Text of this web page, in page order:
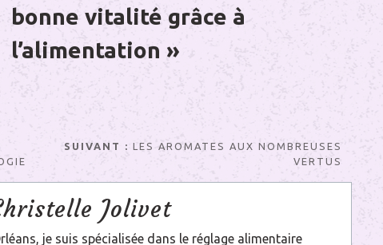
bonne vitalité grâce à
l’alimentation »
SUIVANT : LES AROMATES AUX NOMBREUSES
VERTUS
Jolivet
je suis spécialisée dans le réglage alimentaire